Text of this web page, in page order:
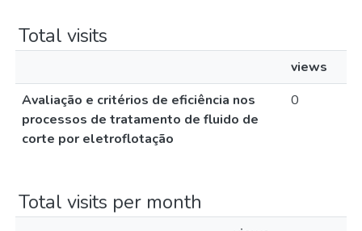
Total visits
views
Avaliação e critérios de eficiência nos
processos de tratamento de fluido de
corte por eletroflotação
0
Total visits per month